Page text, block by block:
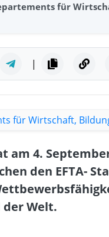
für
|
am 4.
den EFTA-
Welt.